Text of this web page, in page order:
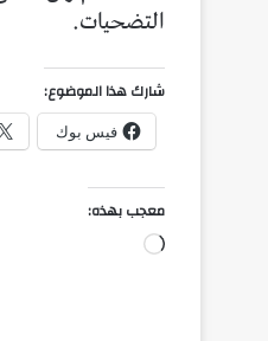
التضحيات.
شارك هذا الموضوع:
فيس بوك
معجب بهذه:
جاري